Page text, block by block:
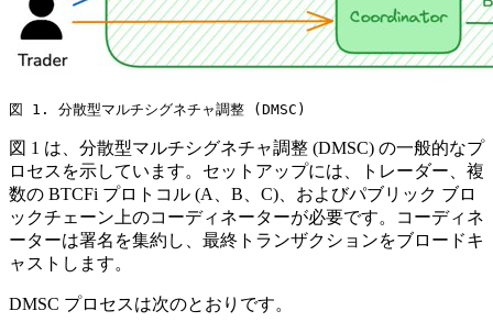
図 1. 分散型マルチシグネチャ調整 (DMSC)
図 1 は、分散型マルチシグネチャ調整 (DMSC) の一般的なプ
ロセスを示しています。セットアップには、トレーダー、複
数の BTCFi プロトコル (A、B、C)、およびパブリック ブロ
ックチェーン上のコーディネーターが必要です。コーディネ
ーターは署名を集約し、最終トランザクションをブロードキ
ャストします。
DMSC プロセスは次のとおりです。